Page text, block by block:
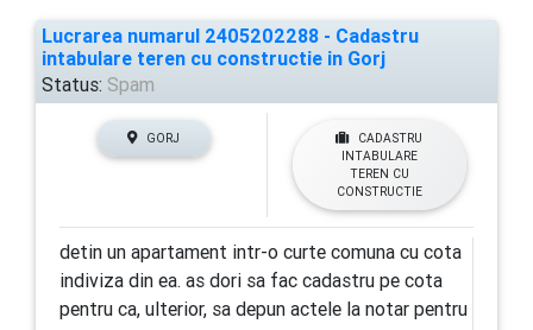
Lucrarea numarul 2405202288 - Cadastru
intabulare teren cu constructie in Gorj
Status: Spam
GORJ
CADASTRU
INTABULARE
TEREN CU
CONSTRUCTIE
detin un apartament intr-o curte comuna cu cota
indiviza din ea. as dori sa fac cadastru pe cota
pentru ca, ulterior, sa depun actele la notar pentru